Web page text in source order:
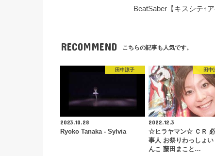
BeatSaber【キスシテ↑
RECOMMEND こちらの記事も人気です。
田中涼子
2023.10.28
Ryoko Tanaka - Sylvia
田中
2022.12.3
☆ヒラヤマン☆ ＣＲ
事人 お祭りわっしょい
んこ 藤田まこと…